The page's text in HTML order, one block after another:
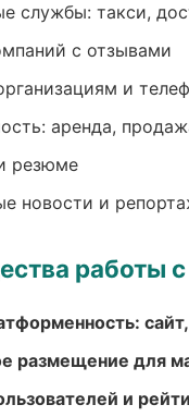
службы: такси,
с отзывами
и
аренда,
резюме
новости и
работы
размещение для
и